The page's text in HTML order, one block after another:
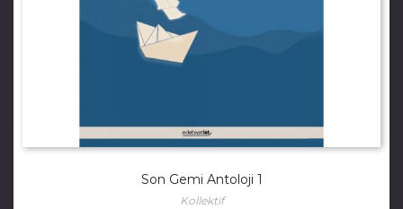
Son Gemi Antoloji 1
Kollektif